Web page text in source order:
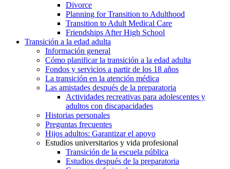
Divorce
Planning for Transition to Adulthood
Transition to Adult Medical Care
Friendships After High School
Transición a la edad adulta
Información general
Cómo planificar la transición a la edad adulta
Fondos y servicios a partir de los 18 años
La transición en la atención médica
Las amistades después de la preparatoria
Actividades recreativas para adolescentes y
adultos con discapacidades
Historias personales
Preguntas frecuentes
Hijos adultos: Garantizar el apoyo
Estudios universitarios y vida profesional
Transición de la escuela pública
Estudios después de la preparatoria